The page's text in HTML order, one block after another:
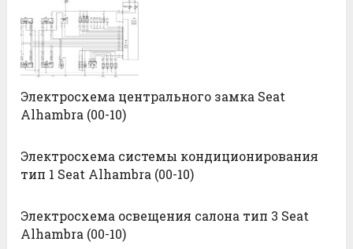
Электросхема центрального замка Seat
Alhambra (00-10)
Электросхема системы кондиционирования
тип 1 Seat Alhambra (00-10)
Электросхема освещения салона тип 3 Seat
Alhambra (00-10)